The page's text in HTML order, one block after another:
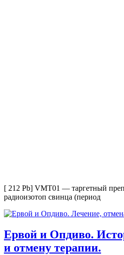
[ 212 Pb] VMT01 — таргетный
радиоизотоп свинца (период
Ервой и Опдиво.
и отмену терапии.